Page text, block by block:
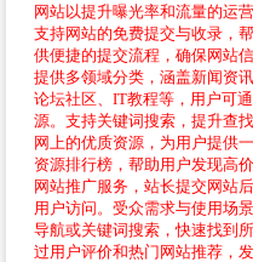
网站以提升曝光率和流量的运
支持网站的免费提交与收录，
供便捷的提交流程，确保网站
提供多领域分类，涵盖新闻资
论坛社区、IT教程等，用户可
源。支持关键词搜索，提升查
网上的优质资源，为用户提供
资源排行榜，帮助用户发现高
网站推广服务，站长提交网站
用户访问。受众需求与使用场
导航或关键词搜索，快速找到
过用户评价和热门网站推荐，